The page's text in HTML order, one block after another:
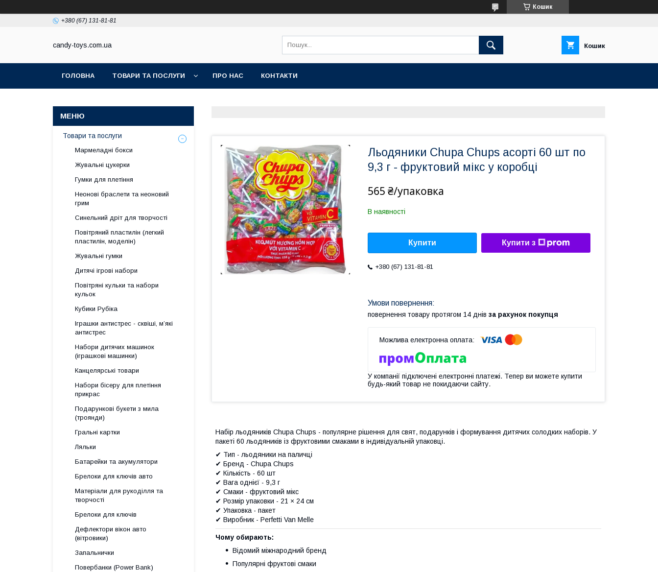
Кошик
+380 (67) 131-81-81
candy-toys.com.ua Кошик
ГОЛОВНА ТОВАРИ ТА ПОСЛУГИ ПРО НАС КОНТАКТИ
Льодяники Chupa Chups асорті 60 шт по
9,3 г - фруктовий мікс у коробці
565 ₴/упаковка
В наявності
Купити Купити з
+380 (67) 131-81-81
повернення товару протягом 14 днів за рахунок покупця
У компанії підключені електронні платежі. Тепер ви можете купити
будь-який товар не покидаючи сайту.
Набір льодяників Chupa Chups - популярне рішення для свят, подарунків і формування дитячих солодких наборів. У
пакеті 60 льодяників із фруктовими смаками в індивідуальній упаковці.
✔ Тип - льодяники на паличці
✔ Бренд - Chupa Chups
✔ Кількість - 60 шт
✔ Вага однієї - 9,3 г
✔ Смаки - фруктовий мікс
✔ Розмір упаковки - 21 × 24 см
✔ Упаковка - пакет
✔ Виробник - Perfetti Van Melle
Чому обирають:
Відомий міжнародний бренд
Популярні фруктові смаки
Товари та послуги
Мармеладні бокси
Жувальні цукерки
Гумки для плетіння
Неонові браслети та неоновий
грим
Синельний дріт для творчості
Повітряний пластилін (легкий
пластилін, моделін)
Жувальні гумки
Дитячі ігрові набори
Повітряні кульки та набори
кульок
Кубики Рубіка
Іграшки антистрес - сквіші, м’які
антистрес
Набори дитячих машинок
(іграшкові машинки)
Канцелярські товари
Набори бісеру для плетіння
прикрас
Подарункові букети з мила
(троянди)
Гральні картки
Ляльки
Батарейки та акумулятори
Брелоки для ключів авто
Матеріали для рукоділля та
творчості
Брелоки для ключів
Дефлектори вікон авто
(вітровики)
Запальнички
Повербанки (Power Bank)